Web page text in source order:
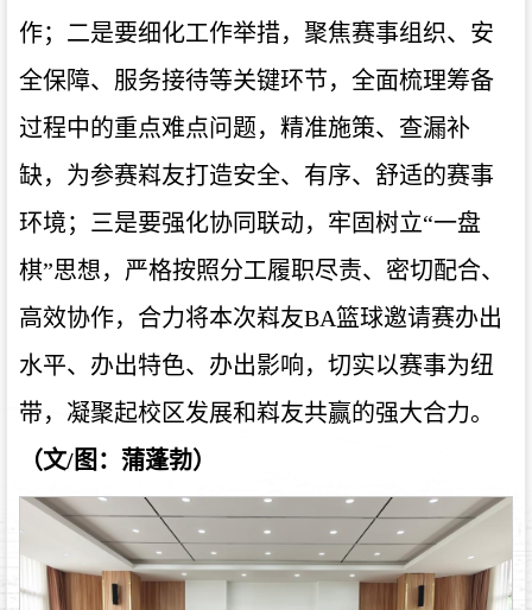
作；二是要细化工作举措，聚焦赛事组织、安
全保障、服务接待等关键环节，全面梳理筹备
过程中的重点难点问题，精准施策、查漏补
缺，为参赛嵙友打造安全、有序、舒适的赛事
环境；三是要强化协同联动，牢固树立“一盘
棋”思想，严格按照分工履职尽责、密切配合、
高效协作，合力将本次嵙友BA篮球邀请赛办出
水平、办出特色、办出影响，切实以赛事为纽
带，凝聚起校区发展和嵙友共赢的强大合力。
（文/图：蒲蓬勃）